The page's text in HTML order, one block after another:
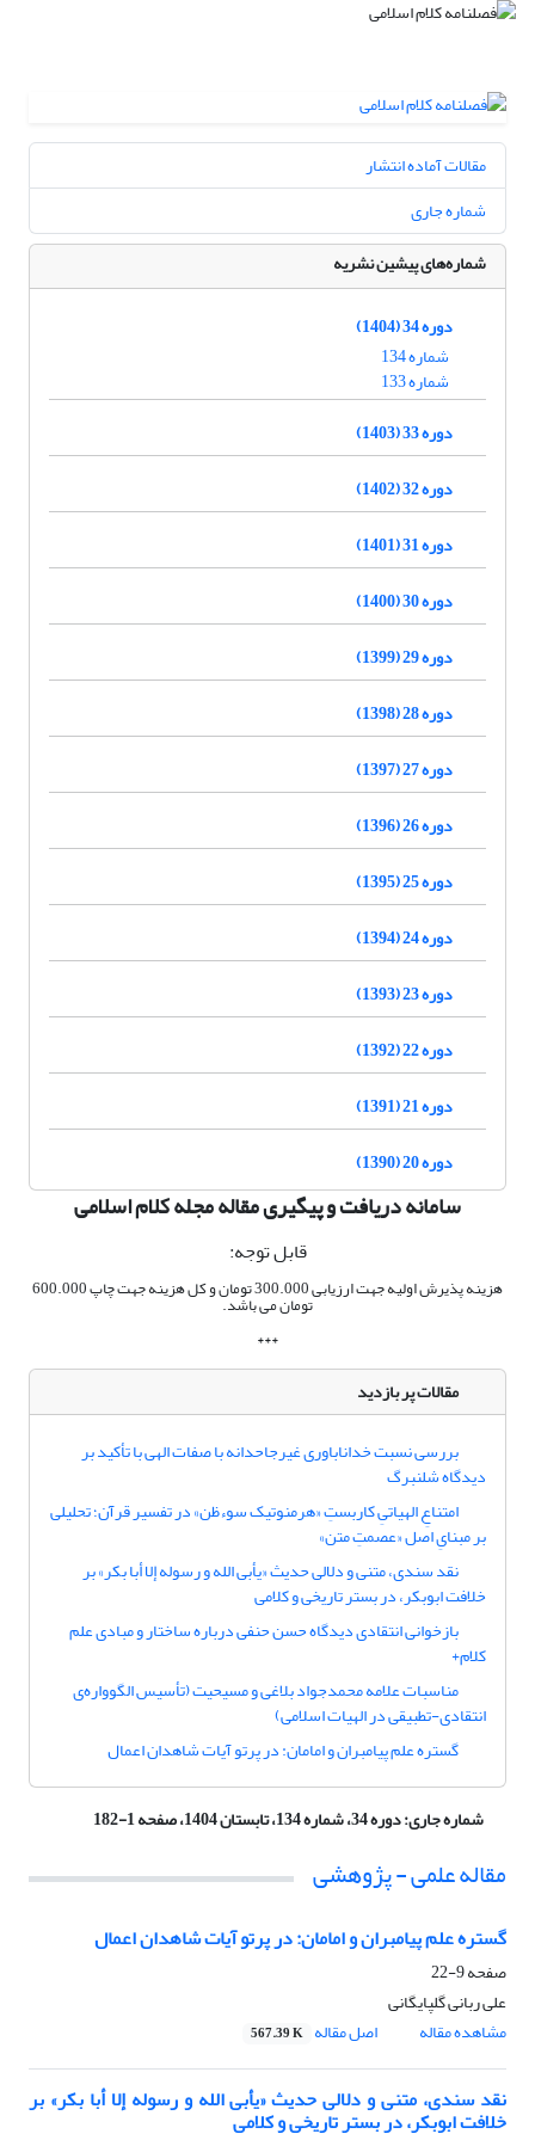
مقالات آماده انتشار
شماره جاری
شماره‌های پیشین نشریه
دوره 34 (1404)
شماره 134
شماره 133
دوره 33 (1403)
دوره 32 (1402)
دوره 31 (1401)
دوره 30 (1400)
دوره 29 (1399)
دوره 28 (1398)
دوره 27 (1397)
دوره 26 (1396)
دوره 25 (1395)
دوره 24 (1394)
دوره 23 (1393)
دوره 22 (1392)
دوره 21 (1391)
دوره 20 (1390)
سامانه دریافت و پیگیری مقاله مجله کلام اسلامی
قابل توجه:
هزینه پذیرش اولیه جهت ارزیابی 300.000 تومان و کل هزینه جهت چاپ 600.000
تومان می باشد.
***
مقالات پر بازدید
بررسی نسبت خداناباوری غیرجاحدانه با صفات الهی با تأکید بر
دیدگاه شلنبرگ
امتناعِ الهیاتیِ کاربستِ «هرمنوتیک سوءظن» در تفسیر قرآن؛ تحلیلی
بر مبنایِ اصل «عصمتِ متن»
نقد سندی، متنی و دلالی حدیث «یأبی الله و رسوله إلا أبا بکر» بر
خلافت ابوبکر، در بستر تاریخی و کلامی
بازخوانی انتقادی دیدگاه حسن حنفی درباره‌ ساختار و مبادی علم
کلام+
مناسبات علامه محمدجواد بلاغی و مسیحیت (تأسیس الگوواره‌ی
انتقادی-تطبیقی در الهیات اسلامی)
گستره علم پیامبران و امامان: در پرتو آیات شاهدان اعمال
شماره جاری:دوره 34، شماره 134، تابستان 1404، صفحه 1-182
مقاله علمی - پژوهشی
گستره علم پیامبران و امامان: در پرتو آیات شاهدان اعمال
صفحه9-22
علی ربانی گلپایگانی
مشاهده مقاله
اصل مقاله 567.39 K
نقد سندی، متنی و دلالی حدیث «یأبی الله و رسوله إلا أبا بکر» بر
خلافت ابوبکر، در بستر تاریخی و کلامی